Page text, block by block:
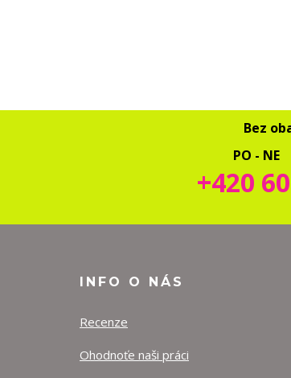
Bez
PO - NE
+420
INFO O NÁS
Recenze
Ohodnoťe naši práci